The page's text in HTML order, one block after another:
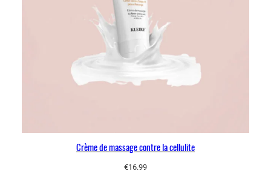
Crème de massage contre la cellulite
€16.99